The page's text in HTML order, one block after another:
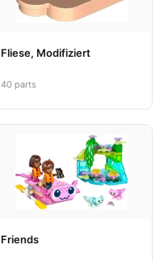
Fliese, Modifiziert
40 parts
Friends